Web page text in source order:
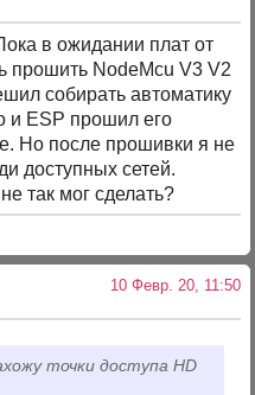
в ожидании плат от
прошить NodeMcu V3 V2
собирать автоматику
и ESP прошил его
Но после прошивки я не
доступных сетей.
так мог сделать?
10 Февр. 20, 11:50
точки доступа HD